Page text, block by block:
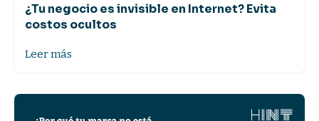
¿Tu negocio es invisible en Internet? Evita
costos ocultos
Leer más